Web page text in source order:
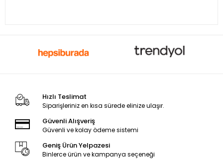
Hızlı Teslimat
Siparişleriniz en kısa sürede elinize ulaşır.
Güvenli Alışveriş
Güvenli ve kolay ödeme sistemi
Geniş Ürün Yelpazesi
Binlerce ürün ve kampanya seçeneği